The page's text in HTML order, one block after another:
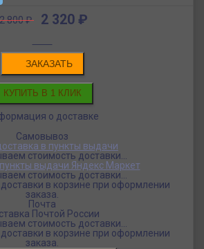
800₽ 2 320 ₽
ЗАКАЗАТЬ
о доставке
Самовывоз
в пункты выдачи
стоимость доставки...
выдачи Яндекс Маркет
стоимость доставки...
в корзине при оформлении
заказа.
Почта
Почтой России
стоимость доставки...
в корзине при оформлении
заказа.